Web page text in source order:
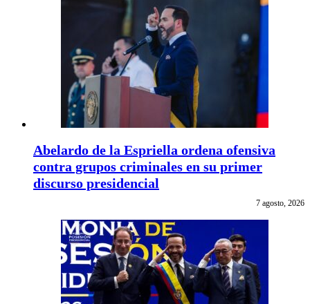
Abelardo de la Espriella ordena ofensiva
contra grupos criminales en su primer
discurso presidencial
7 agosto, 2026